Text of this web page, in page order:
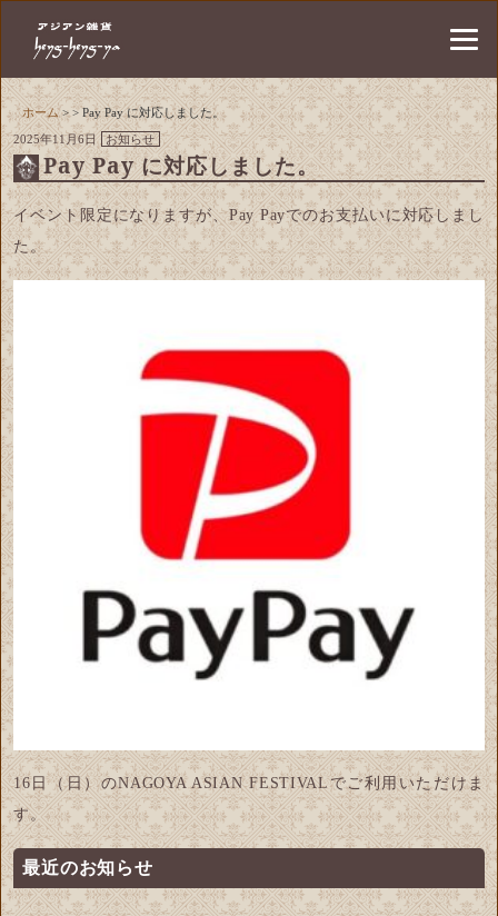
ホーム> > Pay Pay に対応しました。
2025年11月6日
お知らせ
Pay Pay に対応しました。
イベント限定になりますが、Pay Payでのお支払いに対応しまし
た。
16日（日）のNAGOYA ASIAN FESTIVALでご利用いただけま
す。
最近のお知らせ